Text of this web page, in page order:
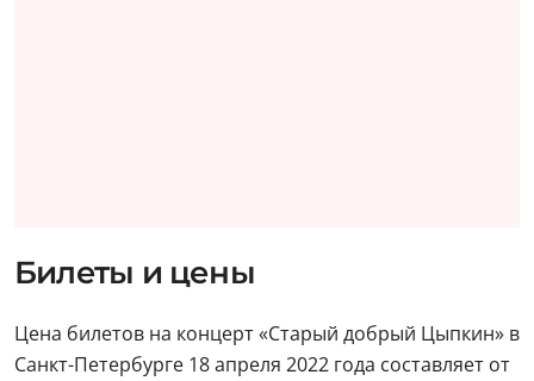
Билеты и цены
Цена билетов на концерт «Старый добрый Цыпкин» в
Санкт-Петербурге 18 апреля 2022 года составляет от